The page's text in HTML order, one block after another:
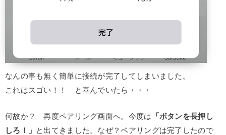
なんの事も無く簡単に接続が完了してしまいました。
これはスゴい！！ と喜んでいたら・・・
何故か？ 再度ペアリング画面へ。今度は 「ボタンを長押し
しろ！」
と出てきました。なぜ？ペアリングは完了したので